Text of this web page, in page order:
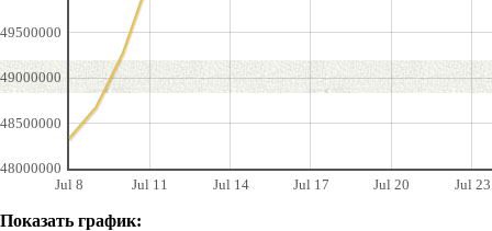
Jul 8 Jul 11 Jul 14 Jul 17 Jul 20 Jul 23
48000000
48500000
49000000
49500000
Показать график: